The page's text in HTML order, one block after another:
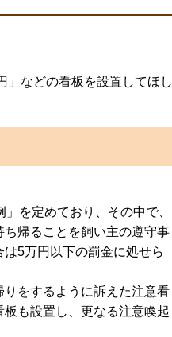
などの看板を設置してほし
を定めており、その中で、
帰ることを飼い主の遵守事
5万円以下の罰金に処せら
をするように訴えた注意看
も設置し、更なる注意喚起